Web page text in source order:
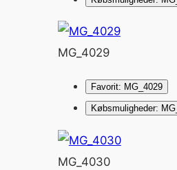
MG_4029
Favorit: MG_4029
Købsmuligheder:
MG_4030